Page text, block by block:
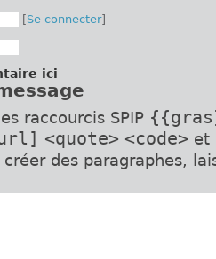
[Se connecter]
ici
raccourcis SPIP
<quote> <code>et
créer des paragraphes,